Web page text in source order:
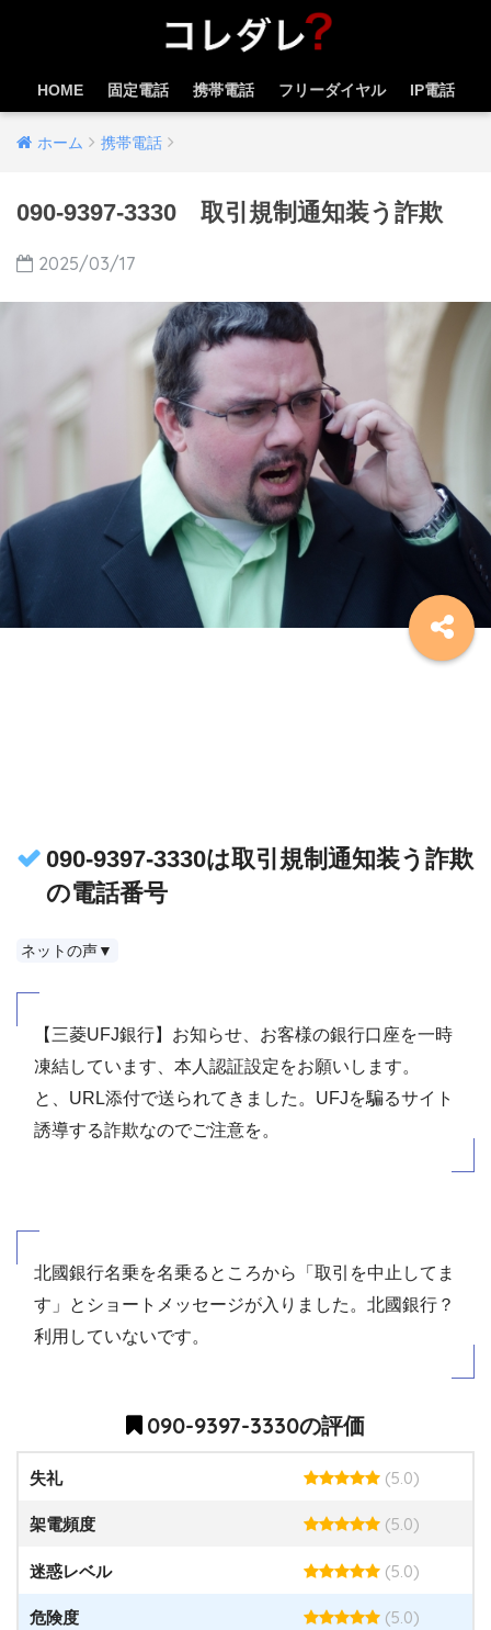
HOME 固定電話 携帯電話 フリーダイヤル IP電話
ホーム 携帯電話
090-9397-3330 取引規制通知装う詐欺
2025/03/17
090-9397-3330は取引規制通知装う詐欺
の電話番号
ネットの声▼
【三菱UFJ銀行】お知らせ、お客様の銀行口座を一時
凍結しています、本人認証設定をお願いします。
と、URL添付で送られてきました。UFJを騙るサイト
誘導する詐欺なのでご注意を。
北國銀行名乗を名乗るところから「取引を中止してま
す」とショートメッセージが入りました。北國銀行？
利用していないです。
090-9397-3330の評価
失礼 (5.0)
架電頻度 (5.0)
迷惑レベル (5.0)
危険度 (5.0)